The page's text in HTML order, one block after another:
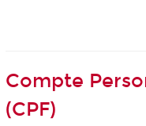
Compte
(CPF)